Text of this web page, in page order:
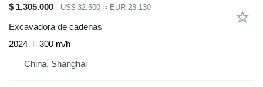
$ 1.305.000
US$ 32.500 ≈ EUR 28.130
Excavadora de cadenas
2024
300 m/h
China, Shanghai